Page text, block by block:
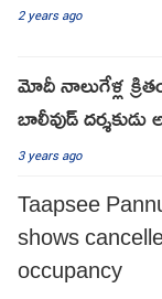
2 years ago
మోదీ నాలుగేళ్ల
బాలీవుడ్
3 years ago
Taapsee
shows
occupancy